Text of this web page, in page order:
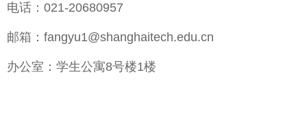
电话： 021-20680957
邮箱： fangyu1@shanghaitech.edu.cn
办公室： 学生公寓8号楼1楼